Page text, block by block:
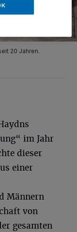
20 Jahren.
im Jahr
dieser
einer
Männern
von
gesamten